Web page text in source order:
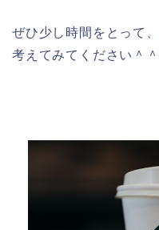
ぜひ少し時間をとって
考えてみてください＾＾